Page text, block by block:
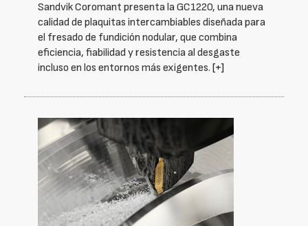
Sandvik Coromant presenta la GC1220, una nueva
calidad de plaquitas intercambiables diseñada para
el fresado de fundición nodular, que combina
eficiencia, fiabilidad y resistencia al desgaste
incluso en los entornos más exigentes. [+]